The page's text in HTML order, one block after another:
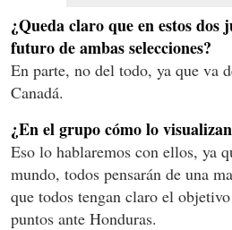
¿Queda claro que en estos dos
futuro de ambas selecciones?
En parte, no del todo, ya que va
Canadá.
¿En el grupo cómo lo
Eso lo hablaremos con ellos, ya
mundo, todos pensarán de una
que todos tengan claro el
puntos ante Honduras.